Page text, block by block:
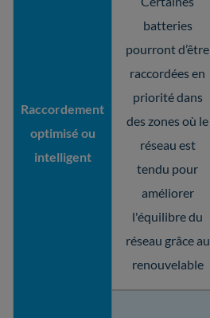
Raccordement
optimisé ou
intelligent
batteries
pourront d’être
raccordées en
priorité dans
des zones où le
réseau est
tendu pour
améliorer
l'équilibre du
réseau grâce au
renouvelable